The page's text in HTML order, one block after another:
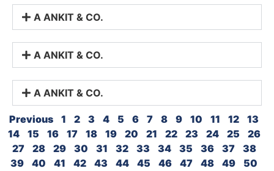
A ANKIT & CO.
A ANKIT & CO.
A ANKIT & CO.
Previous 1 2 3 4 5 6 7 8 9 10 11 12
13
14
15 16 17 18 19 20 21 22 23 24 25
26
27
28 29 30 31 32 33 34 35 36 37
38
39
40 41 42 43 44 45 46 47 48 49
50